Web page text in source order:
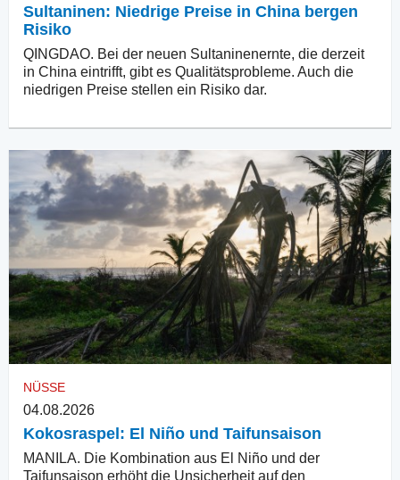
Sultaninen: Niedrige Preise in China bergen
Risiko
QINGDAO. Bei der neuen Sultaninenernte, die derzeit
in China eintrifft, gibt es Qualitätsprobleme. Auch die
niedrigen Preise stellen ein Risiko dar.
NÜSSE
04.08.2026
Kokosraspel: El Niño und Taifunsaison
MANILA. Die Kombination aus El Niño und der
Taifunsaison erhöht die Unsicherheit auf den